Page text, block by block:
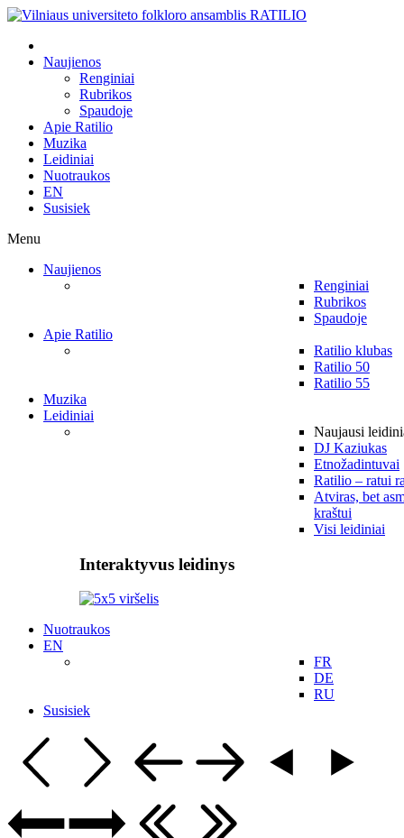
Naujienos
Renginiai
Rubrikos
Spaudoje
Apie Ratilio
Muzika
Leidiniai
Nuotraukos
EN
Susisiek
Menu
Naujienos
Renginiai
Rubrikos
Spaudoje
Apie Ratilio
Ratilio klubas
Ratilio 50
Ratilio 55
Muzika
Leidiniai
Naujausi
DJ Kaziukas
Etnožadintuvai
Ratilio – ratui
Atviras, bet
kraštui
Visi leidiniai
Interaktyvus leidinys
Nuotraukos
EN
FR
DE
RU
Susisiek